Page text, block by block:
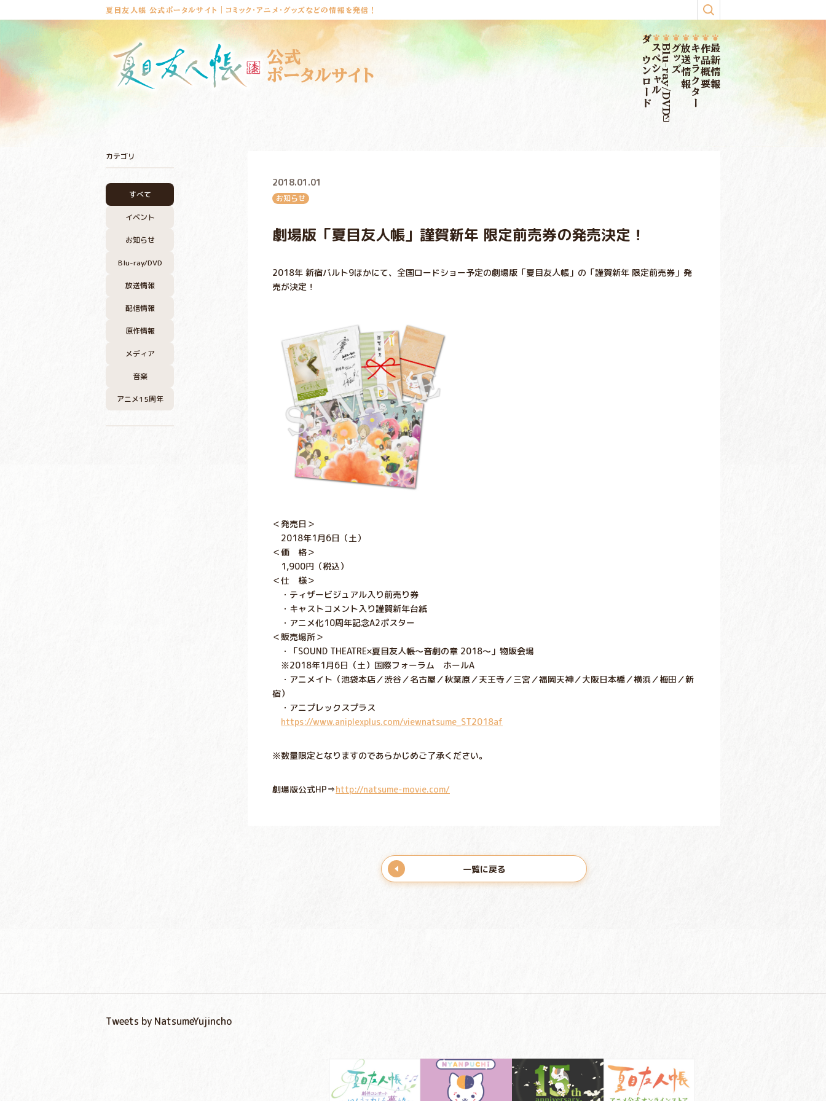
夏目友人帳 公式ポータルサイト｜コミック・アニメ・グッズなどの情報を発信！
公式
ポータルサイト
ダウンロードスペシャルBlu-ray/DVDグッズ放送情報キャラクター作品概要最新情報
カテゴリ
すべて
イベント
お知らせ
Blu-ray/DVD
放送情報
配信情報
原作情報
メディア
音楽
アニメ15周年
2018.01.01
お知らせ
劇場版「夏目友人帳」謹賀新年 限定前売券の発売決定！
2018年 新宿バルト9ほかにて、全国ロードショー予定の劇場版「夏目友人帳」の「謹賀新年 限定前売券」発
売が決定！
＜発売日＞
2018年1月6日（土）
＜価 格＞
1,900円（税込）
＜仕 様＞
・ティザービジュアル入り前売り券
・キャストコメント入り謹賀新年台紙
・アニメ化10周年記念A2ポスター
＜販売場所＞
・「SOUND THEATRE×夏目友人帳～音劇の章 2018～」物販会場
※2018年1月6日（土）国際フォーラム ホールA
・アニメイト（池袋本店／渋谷／名古屋／秋葉原／天王寺／三宮／福岡天神／大阪日本橋／横浜／梅田／新
宿）
・アニプレックスプラス
https://www.aniplexplus.com/viewnatsume_ST2018af
※数量限定となりますのであらかじめご了承ください。
劇場版公式HP⇒http://natsume-movie.com/
一覧に戻る
Tweets by NatsumeYujincho